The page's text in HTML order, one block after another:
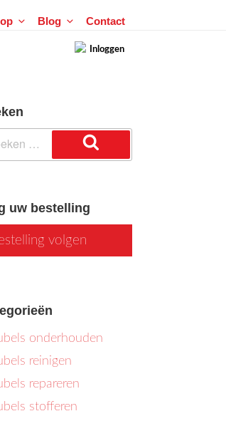
Inloggen
Blog Contact
Zoeken
uw bestelling
volgen
onderhouden
reinigen
repareren
stofferen